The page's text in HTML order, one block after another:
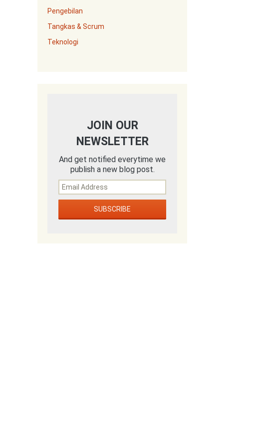
Pengebilan
Tangkas & Scrum
Teknologi
JOIN OUR
NEWSLETTER
And get notified everytime we
publish a new blog post.